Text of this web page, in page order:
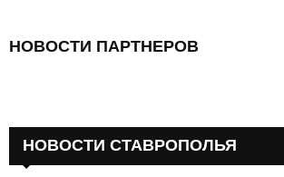
НОВОСТИ ПАРТНЕРОВ
НОВОСТИ СТАВРОПОЛЬЯ